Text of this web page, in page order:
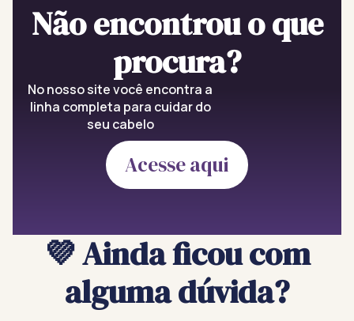
Não encontrou o que
procura?
No nosso site você encontra a
linha completa para cuidar do
seu cabelo
Acesse aqui
💜 Ainda ficou com
alguma dúvida?